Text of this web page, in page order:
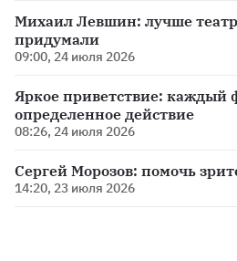
Михаил Левшин: лучше
придумали
09:00, 24 июля 2026
Яркое приветствие: каждый
определенное действие
08:26, 24 июля 2026
Сергей Морозов: помочь
14:20, 23 июля 2026